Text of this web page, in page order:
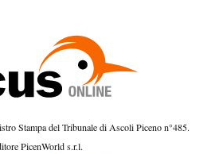
Stampa del Tribunale di Ascoli Piceno n°485.
PicenWorld s.r.l.